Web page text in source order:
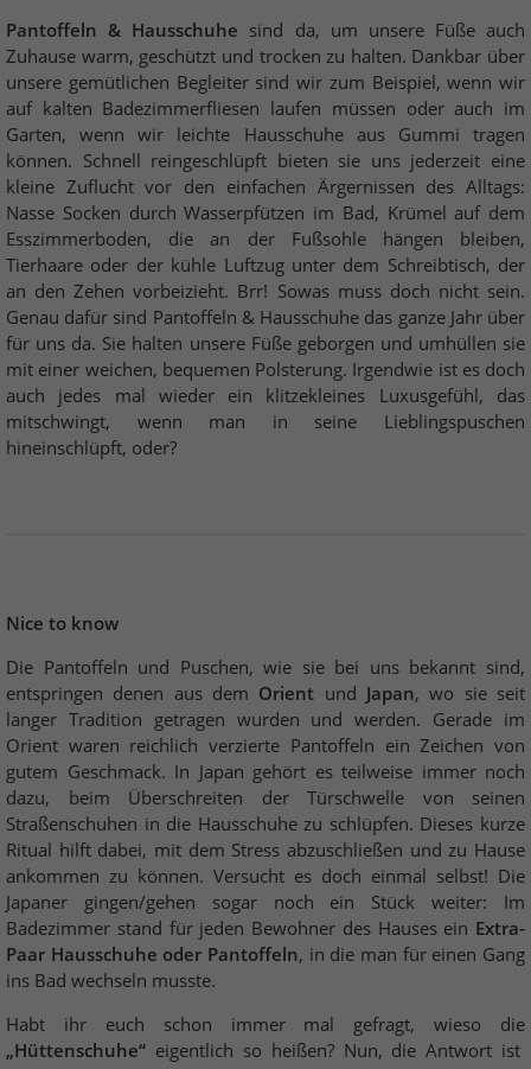
Pantoffeln & Hausschuhe sind da, um unsere Füße auch
Zuhause warm, geschützt und trocken zu halten. Dankbar über
unsere gemütlichen Begleiter sind wir zum Beispiel, wenn wir
auf kalten Badezimmerfliesen laufen müssen oder auch im
Garten, wenn wir leichte Hausschuhe aus Gummi tragen
können. Schnell reingeschlüpft bieten sie uns jederzeit eine
kleine Zuflucht vor den einfachen Ärgernissen des Alltags:
Nasse Socken durch Wasserpfützen im Bad, Krümel auf dem
Esszimmerboden, die an der Fußsohle hängen bleiben,
Tierhaare oder der kühle Luftzug unter dem Schreibtisch, der
an den Zehen vorbeizieht. Brr! Sowas muss doch nicht sein.
Genau dafür sind Pantoffeln & Hausschuhe das ganze Jahr über
für uns da. Sie halten unsere Füße geborgen und umhüllen sie
mit einer weichen, bequemen Polsterung. Irgendwie ist es doch
auch jedes mal wieder ein klitzekleines Luxusgefühl, das
mitschwingt, wenn man in seine Lieblingspuschen
hineinschlüpft, oder?
Nice to know
Die Pantoffeln und Puschen, wie sie bei uns bekannt sind,
entspringen denen aus dem Orient und Japan, wo sie seit
langer Tradition getragen wurden und werden. Gerade im
Orient waren reichlich verzierte Pantoffeln ein Zeichen von
gutem Geschmack. In Japan gehört es teilweise immer noch
dazu, beim Überschreiten der Türschwelle von seinen
Straßenschuhen in die Hausschuhe zu schlüpfen. Dieses kurze
Ritual hilft dabei, mit dem Stress abzuschließen und zu Hause
ankommen zu können. Versucht es doch einmal selbst! Die
Japaner gingen/gehen sogar noch ein Stück weiter: Im
Badezimmer stand für jeden Bewohner des Hauses ein Extra-
Paar Hausschuhe oder Pantoffeln, in die man für einen Gang
ins Bad wechseln musste.
Habt ihr euch schon immer mal gefragt, wieso die
„Hüttenschuhe“ eigentlich so heißen? Nun, die Antwort ist